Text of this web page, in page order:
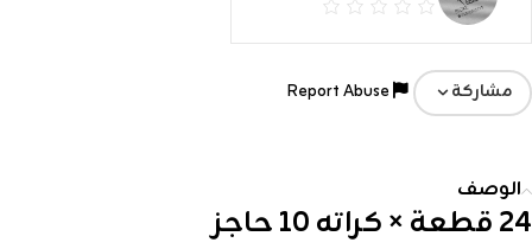
مشاركة
الوصف
24 قطعة × كراته 10 حاجز